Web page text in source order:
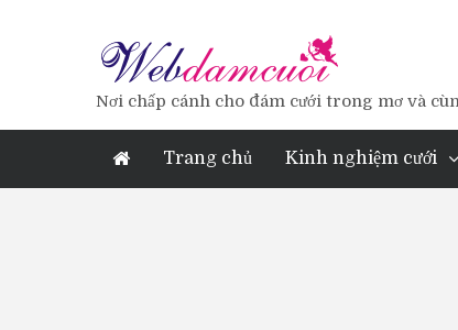
Nơi chấp cánh cho đám cưới trong mơ và
Trang chủ Kinh nghiệm cưới